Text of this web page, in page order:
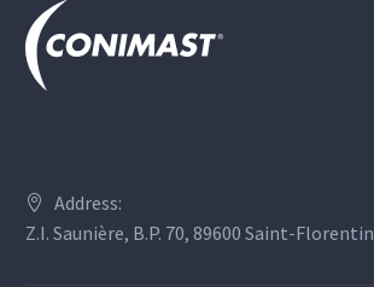
Address:
Z.I. Saunière, B.P. 70, 89600 Saint-Florentin